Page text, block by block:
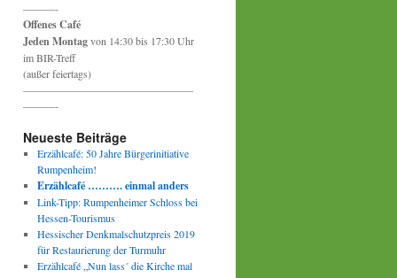
———-
Offenes Café
Jeden Montagvon 14:30 bis 17:30 Uhr
im BIR-Treff
(außer feiertags)
————————————————
———-
Neueste Beiträge
Erzählcafé: 50 Jahre Bürgerinitiative
Rumpenheim!
Erzählcafé ………. einmal anders
Link-Tipp: Rumpenheimer Schloss bei
Hessen-Tourismus
Hessischer Denkmalschutzpreis 2019
für Restaurierung der Turmuhr
Erzählcafé „Nun lass´ die Kirche mal